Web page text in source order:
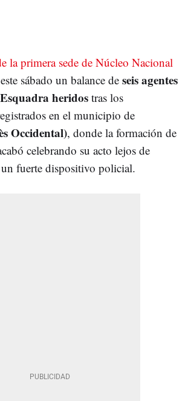
la primera sede de Núcleo Nacional
sábado un balance de seis agentes
heridos tras los
en el municipio de
Occidental), donde la formación de
celebrando su acto lejos de
fuerte dispositivo policial.